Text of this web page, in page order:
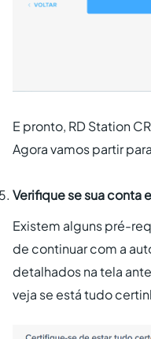
E pronto, RD Station
Agora vamos partir
Verifique se sua conta
Existem alguns pré-
de continuar com a
detalhados na tela
veja se está tudo